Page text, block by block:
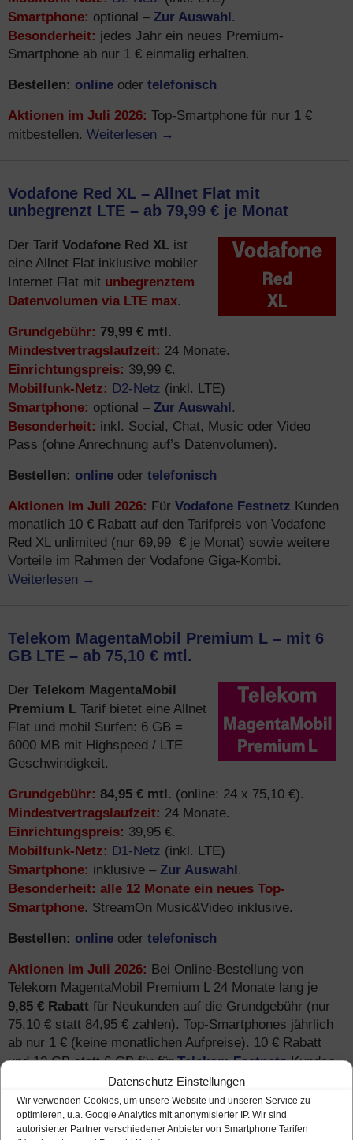
Datenschutz Einstellungen
Wir verwenden Cookies, um unsere Website und unseren Service zu
optimieren, u.a. Google Analytics mit anonymisierter IP. Wir sind
autorisierter Partner verschiedener Anbieter von Smartphone Tarifen
Smartphone: optional – Zur Auswahl.
Besonderheit: jedes Jahr ein neues Premium-
Smartphone ab nur 1 € einmalig erhalten.
Bestellen: online oder telefonisch
Aktionen im Juli 2026: Top-Smartphone für nur 1 €
mitbestellen. Weiterlesen →
Vodafone Red XL – Allnet Flat mit
unbegrenzt LTE – ab 79,99 € je Monat
Der Tarif Vodafone Red XL ist
eine Allnet Flat inklusive mobiler
Internet Flat mit unbegrenztem
Datenvolumen via LTE max.
Grundgebühr: 79,99 € mtl.
Mindestvertragslaufzeit: 24 Monate.
Einrichtungspreis: 39,99 €.
Mobilfunk-Netz: D2-Netz (inkl. LTE)
Smartphone: optional – Zur Auswahl.
Besonderheit: inkl. Social, Chat, Music oder Video
Pass (ohne Anrechnung auf’s Datenvolumen).
Bestellen: online oder telefonisch
Aktionen im Juli 2026: Für Vodafone Festnetz Kunden
monatlich 10 € Rabatt auf den Tarifpreis von Vodafone
Red XL unlimited (nur 69,99 € je Monat) sowie weitere
Vorteile im Rahmen der Vodafone Giga-Kombi.
Weiterlesen →
Telekom MagentaMobil Premium L – mit 6
GB LTE – ab 75,10 € mtl.
Der Telekom MagentaMobil
Premium L Tarif bietet eine Allnet
Flat und mobil Surfen: 6 GB =
6000 MB mit Highspeed / LTE
Geschwindigkeit.
Grundgebühr: 84,95 € mtl. (online: 24 x 75,10 €).
Mindestvertragslaufzeit: 24 Monate.
Einrichtungspreis: 39,95 €.
Mobilfunk-Netz: D1-Netz (inkl. LTE)
Smartphone: inklusive – Zur Auswahl.
Besonderheit: alle 12 Monate ein neues Top-
Smartphone. StreamOn Music&Video inklusive.
Bestellen: online oder telefonisch
Aktionen im Juli 2026: Bei Online-Bestellung von
Telekom MagentaMobil Premium L 24 Monate lang je
9,85 € Rabatt für Neukunden auf die Grundgebühr (nur
75,10 € statt 84,95 € zahlen). Top-Smartphones jährlich
ab nur 1 € (keine monatlichen Aufpreise). 10 € Rabatt
und 12 GB statt 6 GB für fürTelekom FestnetzKunden
(MagentaEINS Vorteil).Weiterlesen→